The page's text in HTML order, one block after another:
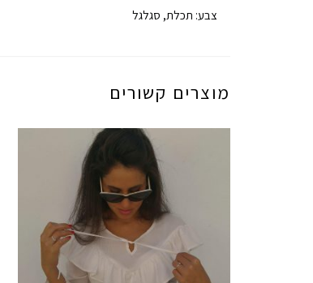
צבע: תכלת, סגלגל
מוצרים קשורים